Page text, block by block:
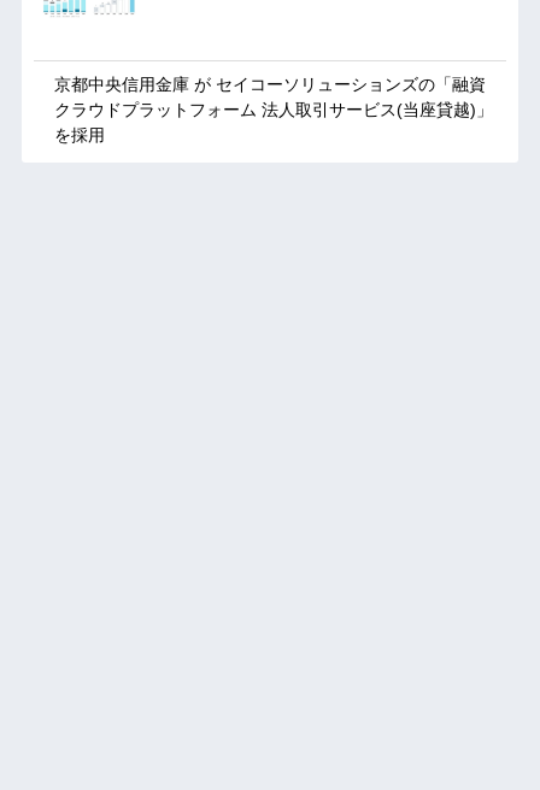
京都中央信用金庫 が セイコーソリューションズの「融資
クラウドプラットフォーム 法人取引サービス(当座貸越)」
を採用